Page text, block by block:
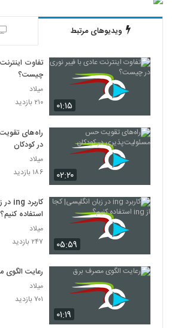
ویدیوهای مرتبط
۰۱:۱۵
تفاوت
چیست؟
میلاد
۲۱۰ بازدید
۰۲:۲۰
راه‌های
در کودکان
میلاد
۱۸۶ بازدید
۰۵:۵۹
استفاده کنیم؟
میلاد
۲۴۷ بازدید
۰۱:۱۹
رعایت
میلاد
۷۰۱ بازدید